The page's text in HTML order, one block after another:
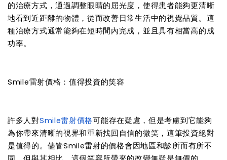
的治療方式，通過調整眼睛的屈光度，使得患者能夠更清晰
地看到近距離的物體，從而改善日常生活中的視覺品質。這
種治療方式通常能夠在短時間內完成，並且具有相當高的成
功率。
Smile雷射價格：值得投資的笑容
許多人對Smile雷射價格可能存在疑慮，但是考慮到它能夠
為你帶來清晰的視界和重新找回自信的微笑，這筆投資絕對
是值得的。儘管Smile雷射的價格會因地區和診所而有所不